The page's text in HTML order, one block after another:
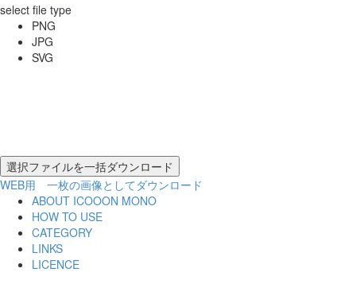
select file type
PNG
JPG
SVG
WEB用 一枚の画像としてダウンロード
ABOUT ICOOON MONO
HOW TO USE
CATEGORY
LINKS
LICENCE